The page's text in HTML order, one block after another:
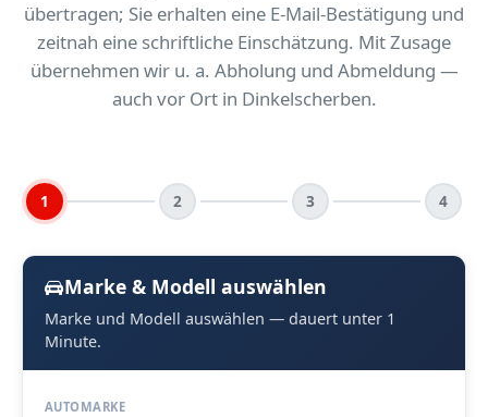
übertragen; Sie erhalten eine E-Mail-Bestätigung und
zeitnah eine schriftliche Einschätzung. Mit Zusage
übernehmen wir u. a. Abholung und Abmeldung —
auch vor Ort in Dinkelscherben.
1 2 3 4
Marke & Modell auswählen
Marke und Modell auswählen — dauert unter 1
Minute.
AUTOMARKE